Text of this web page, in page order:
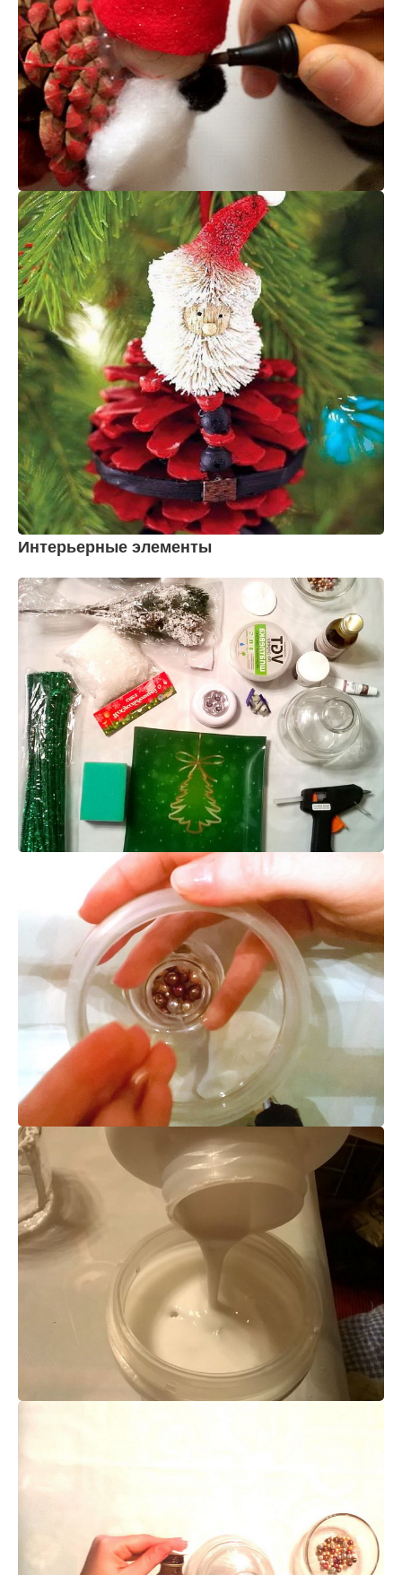
Интерьерные элементы